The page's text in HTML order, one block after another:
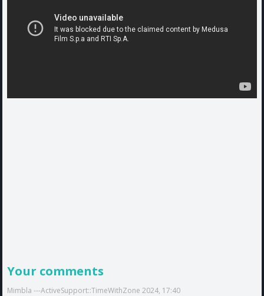
Your comments
Mimbla ---ActiveSupport::TimeWithZone 2024, 17:40